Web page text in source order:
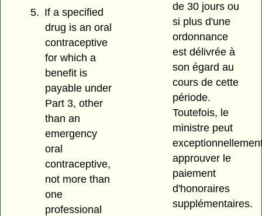
5. If a specified
drug is an oral
contraceptive
for which a
benefit is
payable under
Part 3, other
than an
emergency
oral
contraceptive,
not more than
one
professional
de 30 jours ou
si plus d'une
ordonnance
est délivrée à
son égard au
cours de cette
période.
Toutefois, le
ministre peut
approuver le
paiement
d'honoraires
supplémentaires.